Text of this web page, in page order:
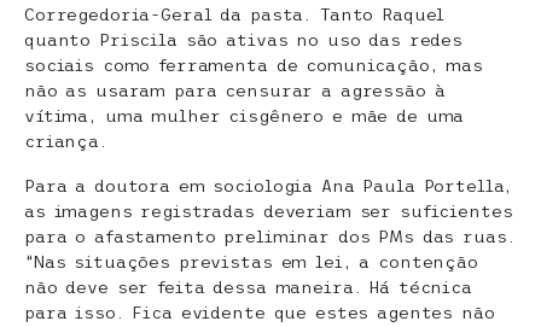
Corregedoria-Geral da pasta. Tanto Raquel
quanto Priscila são ativas no uso das redes
sociais como ferramenta de comunicação, mas
não as usaram para censurar a agressão à
vítima, uma mulher cisgênero e mãe de uma
criança.
Para a doutora em sociologia Ana Paula Portella,
as imagens registradas deveriam ser suficientes
para o afastamento preliminar dos PMs das ruas.
“Nas situações previstas em lei, a contenção
não deve ser feita dessa maneira. Há técnica
para isso. Fica evidente que estes agentes não